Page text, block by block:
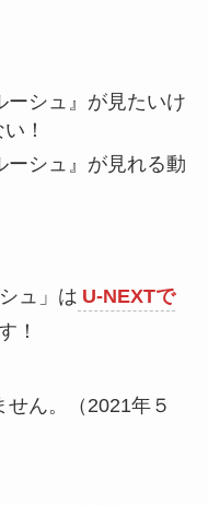
ーシュ』が見たいけ
！
ーシュ』が見れる動
ュ」は U-NEXTで
！
ん。（2021年５